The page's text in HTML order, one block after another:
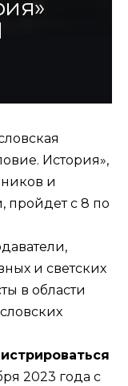
История»,
и
пройдет с 8 по
и светских
в области
2023 года с